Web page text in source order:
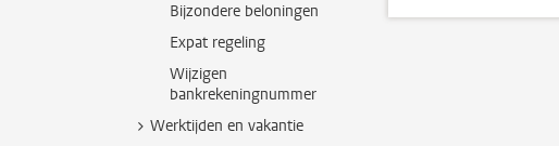
Bijzondere beloningen
Expat regeling
Wijzigen
bankrekeningnummer
Werktijden en vakantie